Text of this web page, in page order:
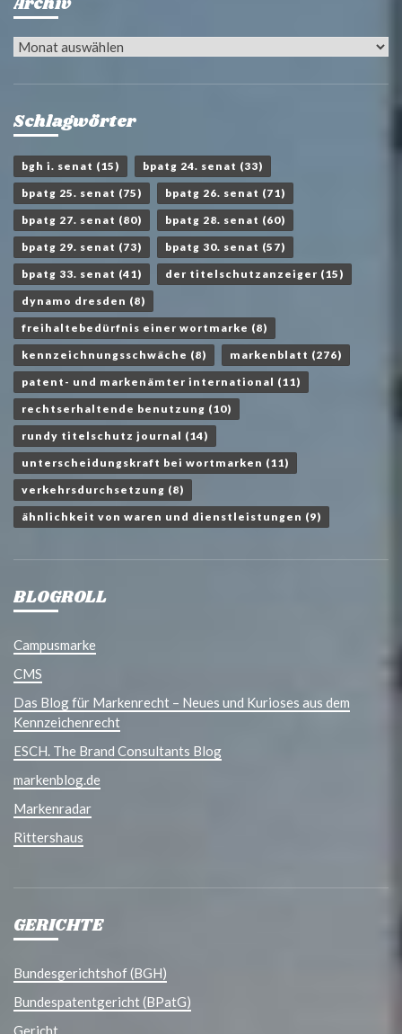
Archiv
Archiv
Schlagwörter
bgh i. senat (15) bpatg 24. senat (33)
bpatg 25. senat (75) bpatg 26. senat (71)
bpatg 27. senat (80) bpatg 28. senat (60)
bpatg 29. senat (73) bpatg 30. senat (57)
bpatg 33. senat (41) der titelschutzanzeiger (15)
dynamo dresden (8)
freihaltebedürfnis einer wortmarke (8)
kennzeichnungsschwäche (8) markenblatt (276)
patent- und markenämter international (11)
rechtserhaltende benutzung (10)
rundy titelschutz journal (14)
unterscheidungskraft bei wortmarken (11)
verkehrsdurchsetzung (8)
ähnlichkeit von waren und dienstleistungen (9)
BLOGROLL
Campusmarke
CMS
Das Blog für Markenrecht – Neues und Kurioses aus dem
Kennzeichenrecht
ESCH. The Brand Consultants Blog
markenblog.de
Markenradar
Rittershaus
GERICHTE
Bundesgerichtshof (BGH)
Bundespatentgericht (BPatG)